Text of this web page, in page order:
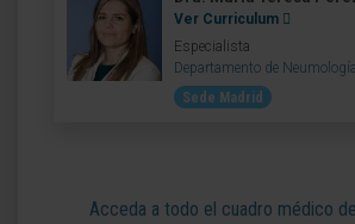
Ver Curriculum
Especialista
Departamento de Neumología
Sede Madrid
Acceda a todo el cuadro médico